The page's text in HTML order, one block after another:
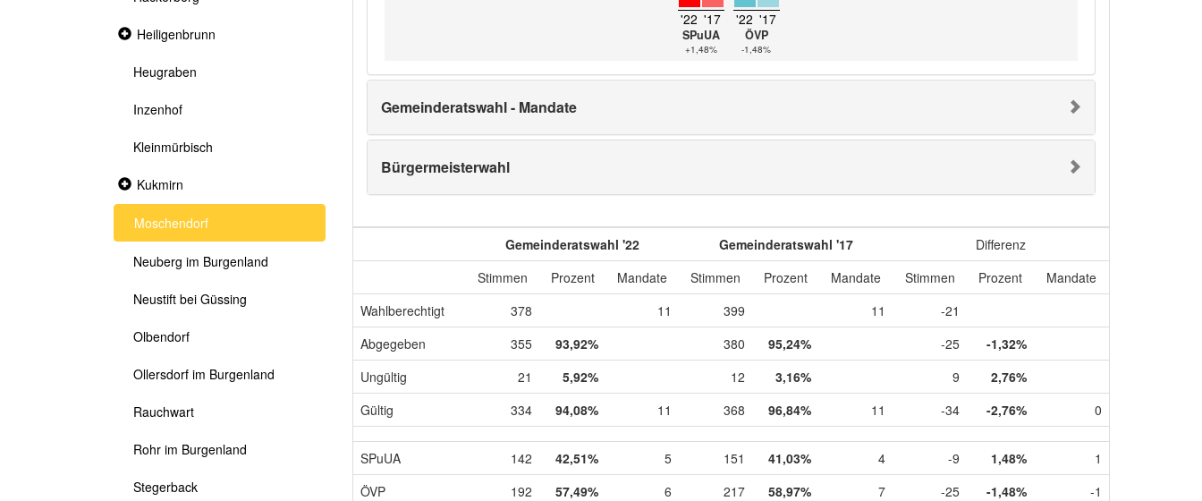
Collapsed
section
Heiligenbrunn
Heugraben
Inzenhof
Kleinmürbisch
Collapsed
Kukmirn
Moschendorf
Neuberg im Burgenland
Neustift bei Güssing
Olbendorf
Ollersdorf im Burgenland
Rauchwart
Rohr im Burgenland
Stegerback
'22 '17
SPuUA
+1,48%
'22 '17
ÖVP
-1,48%
Gemeinderatswahl - Mandate
Bürgermeisterwahl
Gemeinderatswahl '22 Gemeinderatswahl '17
Differenz
Stimmen
Prozent Mandate Stimmen Prozent Mandate Stimmen Prozent
Mandate
Wahlberechtigt
378 11 399 11
-21
Abgegeben
355 93,92% 380 95,24% -25
-1,32%
Ungültig
21 5,92% 12 3,16% 9
2,76%
Gültig
334 94,08% 11 368 96,84% 11 -34 -2,76% 0
SPuUA 142 42,51% 5 151 41,03% 4 -9 1,48%
1
ÖVP
192 57,49% 6 217 58,97% 7 -25 -1,48% -1